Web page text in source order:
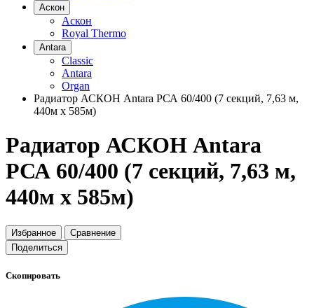
Аскон
Аскон
Royal Thermo
Antara
Classic
Antara
Organ
Радиатор АСКОН Antara РСА 60/400 (7 секций, 7,63 м,
440м х 585м)
Радиатор АСКОН Antara
РСА 60/400 (7 секций, 7,63 м,
440м х 585м)
Избранное
Сравнение
Поделиться
Скопировать